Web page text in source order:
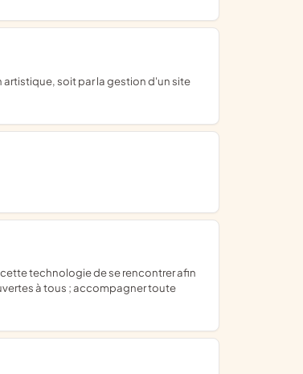
à tous ; accompagner toute